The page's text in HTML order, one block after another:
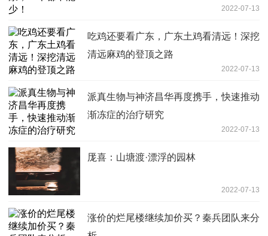
2022-07-13
吃鸡还要看广东，广东土鸡看清远！深挖
清远麻鸡的登顶之路
2022-07-13
派真生物与神济昌华再度携手，快速推动
渐冻症的治疗研究
2022-07-13
厐喜：山塘渡·漂浮的园林
2022-07-13
涨价的烂尾楼继续加价买？秦兵团队来分